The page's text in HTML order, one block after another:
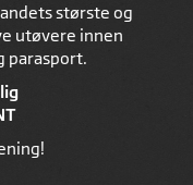
største og
utøvere innen
parasport.